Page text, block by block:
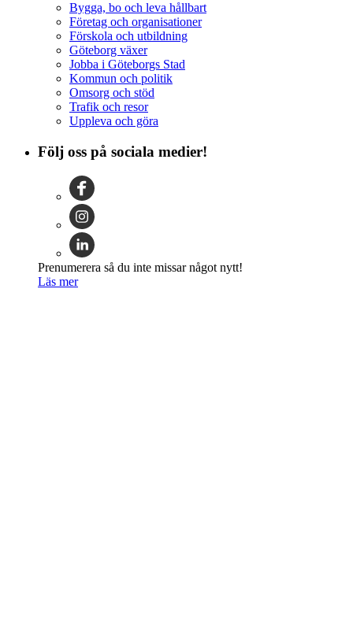
Bygga, bo och leva hållbart
Företag och organisationer
Förskola och utbildning
Göteborg växer
Jobba i Göteborgs Stad
Kommun och politik
Omsorg och stöd
Trafik och resor
Uppleva och göra
Följ oss på sociala medier!
Prenumerera så du inte missar något nytt!
Läs mer